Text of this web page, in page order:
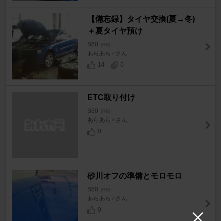
【備忘録】タイヤ交換(夏→冬)
＋夏タイヤ預け
S60 [RB]
あらあら♂さん
14
0
ETC取り付け
S60 [RB]
あらあら♂さん
0
砂川オフの準備とモロモロ
S60 [RB]
あらあら♂さん
0